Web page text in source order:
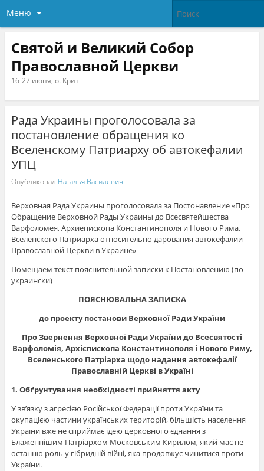
Меню
Святой и Великий Собор
Православной Церкви
16-27 июня, о. Крит
Рада Украины проголосовала за
постановление обращения ко
Вселенскому Патриарху об автокефалии
УПЦ
Опубликовал Наталья Василевич
Верховная Рада Украины проголосовала за Постонавление «Про
Обращение Верховной Рады Украины до Всесвятейшества
Варфоломея, Архиепископа Константинополя и Нового Рима,
Вселенского Патриарха относительно дарования автокефалии
Православной Церкви в Украине»
Помещаем текст пояснительной записки к Постановлению (по-
украински)
ПОЯСНЮВАЛЬНА ЗАПИСКА
до проекту постанови Верховної Ради України
Про Звернення Верховної Ради України до Всесвятості
Варфоломія, Архієпископа Константинополя і Нового Риму,
Вселенського Патріарха щодо надання автокефалії
Православній Церкві в Україні
1. Обґрунтування необхідності прийняття акту
У зв’язку з агресією Російської Федерації проти України та
окупацією частини українських територій, більшість населення
України вже не сприймає ідею церковного єднання з
Блаженнішим Патріархом Московським Кирилом, який має не
останню роль у гібридній війні, яка продовжує чинитися проти
України.